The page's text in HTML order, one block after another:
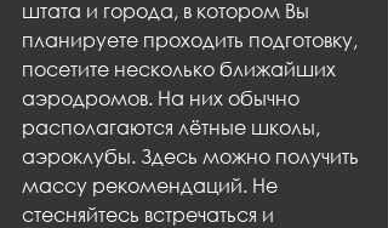
штата и города, в котором Вы
планируете проходить подготовку,
посетите несколько ближайших
аэродромов. На них обычно
располагаются лётные школы,
аэроклубы. Здесь можно получить
массу рекомендаций. Не
стесняйтесь встречаться и